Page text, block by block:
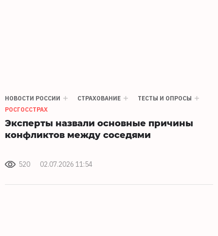
НОВОСТИ РОССИИ СТРАХОВАНИЕ
ТЕСТЫ И ОПРОСЫ
РОСГОССТРАХ
Эксперты назвали основные причины
конфликтов между соседями
520 02.07.2026 11:54